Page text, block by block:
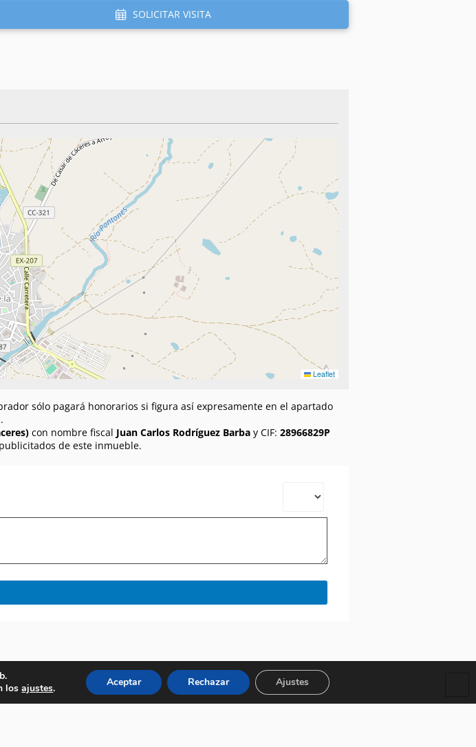
SOLICITAR VISITA
Leaflet
sólo pagará honorarios si figura así expresamente en el apartado
con nombre fiscal Juan Carlos Rodríguez Barbay CIF: 28966829P
de este inmueble.
losajustes. Aceptar Rechazar Ajustes